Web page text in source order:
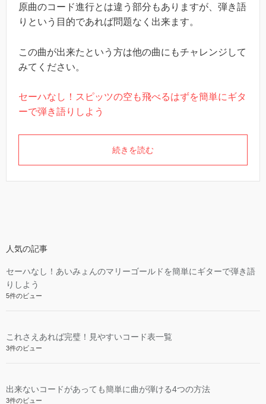
原曲のコード進行とは違う部分もありますが、弾き語
りという目的であれば問題なく出来ます。
この曲が出来たという方は他の曲にもチャレンジして
みてください。
セーハなし！スピッツの空も飛べるはずを簡単にギタ
ーで弾き語りしよう
続きを読む
人気の記事
セーハなし！あいみょんのマリーゴールドを簡単にギターで弾き語
りしよう
5件のビュー
これさえあれば完璧！見やすいコード表一覧
3件のビュー
出来ないコードがあっても簡単に曲が弾ける4つの方法
3件のビュー